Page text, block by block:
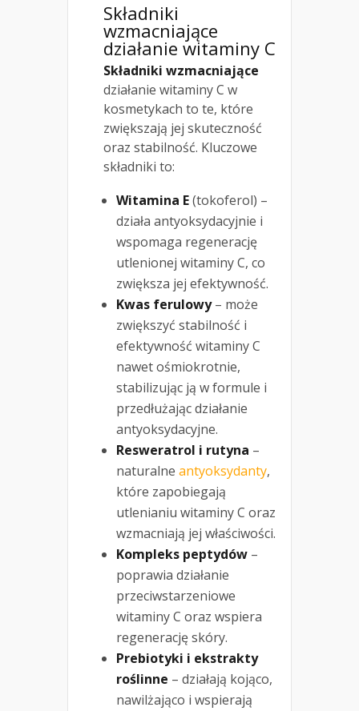
Składniki
wzmacniające
działanie witaminy C
Składniki wzmacniające
działanie witaminy C w
kosmetykach to te, które
zwiększają jej skuteczność
oraz stabilność. Kluczowe
składniki to:
Witamina E(tokoferol) –
działa antyoksydacyjnie i
wspomaga regenerację
utlenionej witaminy C, co
zwiększa jej efektywność.
Kwas ferulowy– może
zwiększyć stabilność i
efektywność witaminy C
nawet ośmiokrotnie,
stabilizując ją w formule i
przedłużając działanie
antyoksydacyjne.
Resweratrol i rutyna –
naturalne antyoksydanty,
które zapobiegają
utlenianiu witaminy C oraz
wzmacniają jej właściwości.
Kompleks peptydów –
poprawia działanie
przeciwstarzeniowe
witaminy C oraz wspiera
regenerację skóry.
Prebiotyki i ekstrakty
roślinne – działają kojąco,
nawilżająco i wspierają